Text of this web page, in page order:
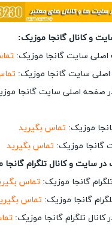
و کانال گانجا موزیک:
سایت گانجا موزیک:
سایت گانجا موزیک:
صفحه اصلی سایت گانجا
موزیک: تماس بگیرید
گانجا موزیک: تماس بگیرید
سایت و کانال تلگرام گانجا
گانجا موزیک: تماس
گانجا موزیک: تماس
کانال تلگرام گانجا موزیک: